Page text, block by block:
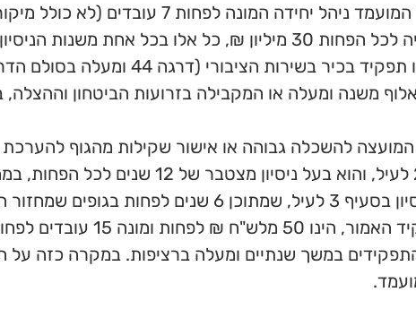
העסקי של תאגיד, כאשר המועמד ניהל
בכל אחת משנות הניסיון.
בכהונה ציבורית בכירה או תפקיד
משנה ומעלה או המקבילה בזרועות הביטחון וההצלה,
להשכלה גבוהה או אישור שקילות מהגוף
בכהונה המפורטים בסעיף הניסיון בסעיף 3 לעיל,
בשנים בהן כיהן המועמד
במשך שנתיים ומעלה ברציפות. במקרה כזה על